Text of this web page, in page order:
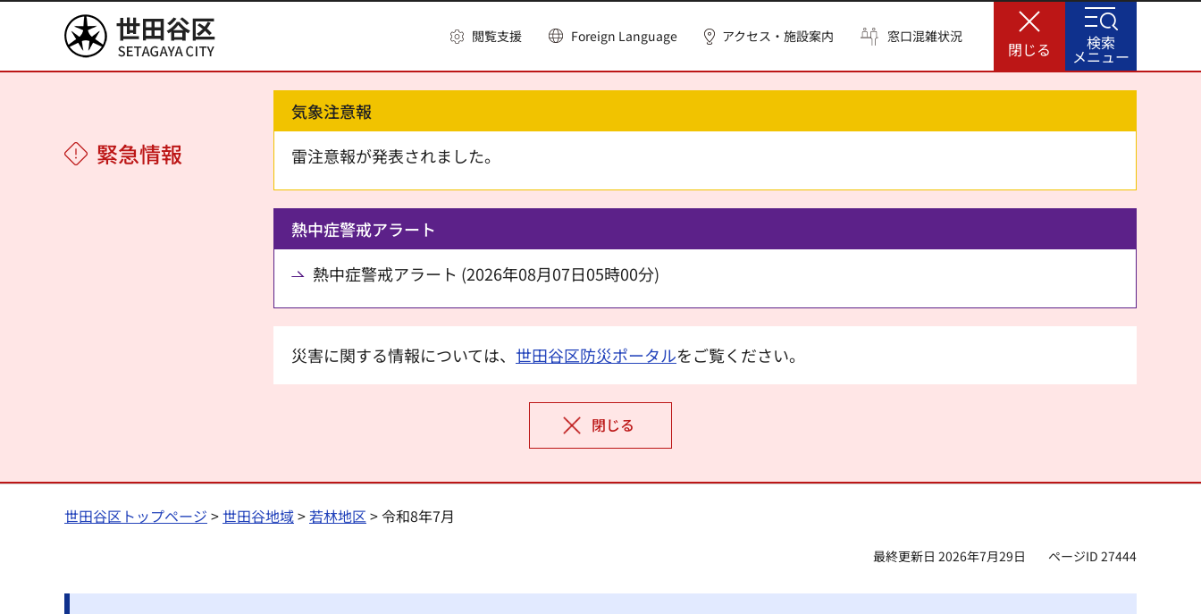
世田谷区 閲覧支援 Foreign Language アクセス・施設案内 窓口混雑状況
閉じる
緊急情報
気象注意報
雷注意報が発表されました。
熱中症警戒アラート
熱中症警戒アラート (2026年08月07日05時00分)
災害に関する情報については、 世田谷区防災ポータルをご覧ください。
閉じる
検索
メニュー
世田谷区トップページ >世田谷地域>若林地区> 令和8年7月
最終更新日 2026年7月29日 ページID 27444